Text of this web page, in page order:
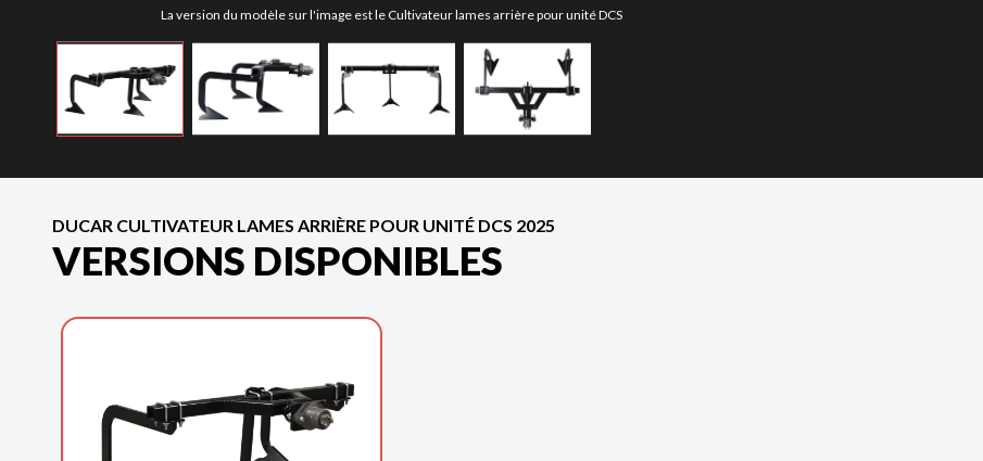
La version du modèle sur l'image est le Cultivateur lames arrière pour unité DCS
DUCAR CULTIVATEUR LAMES ARRIÈRE POUR UNITÉ DCS 2025
VERSIONS DISPONIBLES